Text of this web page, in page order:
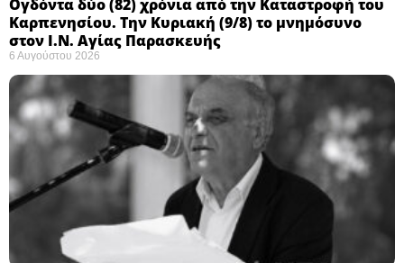
Ογδόντα δύο (82) χρόνια από την Καταστροφή του
Καρπενησίου. Την Κυριακή (9/8) το μνημόσυνο
στον Ι.Ν. Αγίας Παρασκευής
6 Αυγούστου 2026